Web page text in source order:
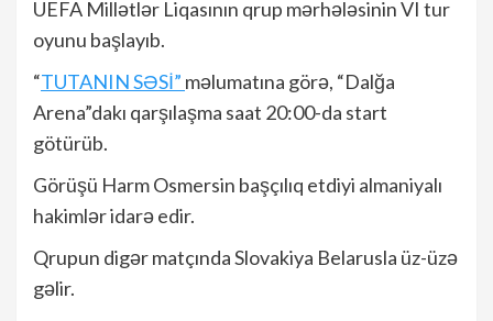
UEFA Millətlər Liqasının qrup mərhələsinin VI tur
oyunu başlayıb.
“TUTANIN SƏSİ” məlumatına görə, “Dalğa
Arena”dakı qarşılaşma saat 20:00-da start
götürüb.
Görüşü Harm Osmersin başçılıq etdiyi almaniyalı
hakimlər idarə edir.
Qrupun digər matçında Slovakiya Belarusla üz-üzə
gəlir.